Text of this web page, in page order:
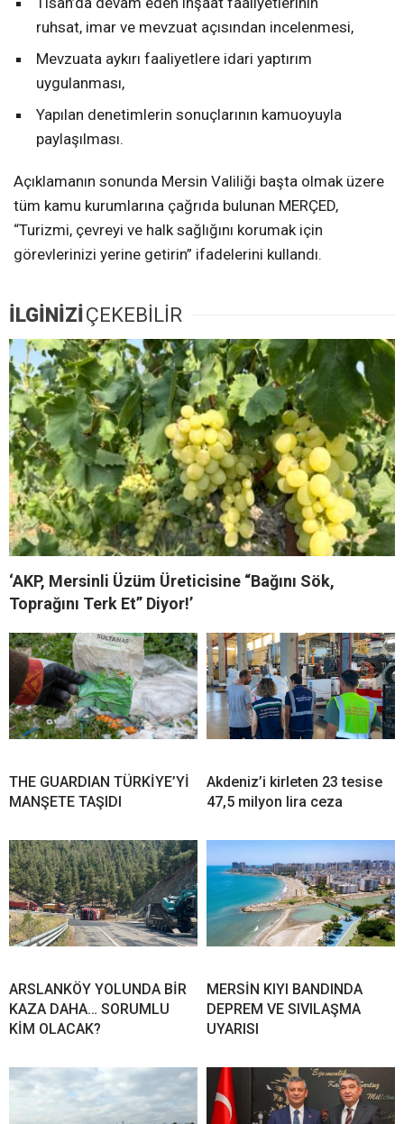
ruhsat, imar ve mevzuat açısından incelenmesi,
Mevzuata aykırı faaliyetlere idari yaptırım
uygulanması,
Yapılan denetimlerin sonuçlarının kamuoyuyla
paylaşılması.
Açıklamanın sonunda Mersin Valiliği başta olmak üzere
tüm kamu kurumlarına çağrıda bulunan MERÇED,
“Turizmi, çevreyi ve halk sağlığını korumak için
görevlerinizi yerine getirin” ifadelerini kullandı.
İLGİNİZİÇEKEBİLİR
‘AKP, Mersinli Üzüm Üreticisine “Bağını Sök,
Toprağını Terk Et” Diyor!’
THE GUARDIAN TÜRKİYE’Yİ
MANŞETE TAŞIDI
Akdeniz’i kirleten 23 tesise
47,5 milyon lira ceza
ARSLANKÖY YOLUNDA BİR
KAZA DAHA… SORUMLU
KİM OLACAK?
MERSİN KIYI BANDINDA
DEPREM VE SIVILAŞMA
UYARISI